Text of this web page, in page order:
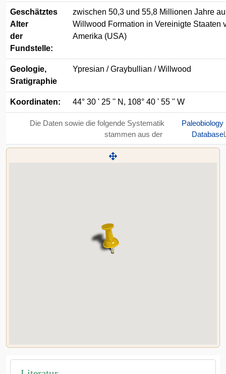
Geschätztes
Alter
der
Fundstelle:
zwischen 50,3 und 55,8 Millionen Jahre
Willwood Formation in Vereinigte Staaten
Amerika (USA)
Geologie,
Sratigraphie
Ypresian / Graybullian / Willwood
Koordinaten: 44° 30 ' 25 '' N, 108° 40 ' 55 '' W
Die Daten sowie die folgende Systematik
stammen aus der
Paleobiology
Database